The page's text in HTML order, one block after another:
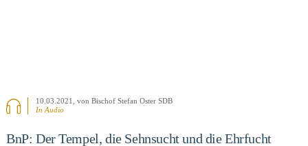
10.03.2021
, von Bischof Stefan Oster SDB
In Audio
BnP: Der Tempel, die Sehnsucht und die Ehrfucht